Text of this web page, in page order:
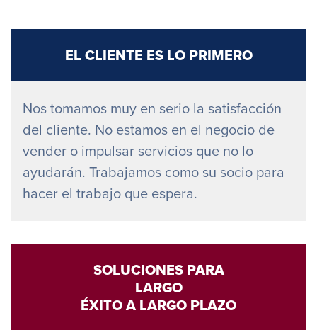
EL CLIENTE ES LO PRIMERO
Nos tomamos muy en serio la satisfacción
del cliente. No estamos en el negocio de
vender o impulsar servicios que no lo
ayudarán. Trabajamos como su socio para
hacer el trabajo que espera.
SOLUCIONES PARA
LARGO
ÉXITO A LARGO PLAZO